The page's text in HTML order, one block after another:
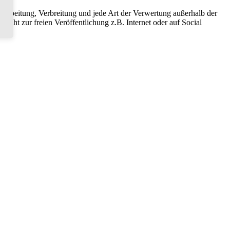
Verbreitung und jede Art der Verwertung außerhalb der
zur freien Veröffentlichung z.B. Internet oder auf Social